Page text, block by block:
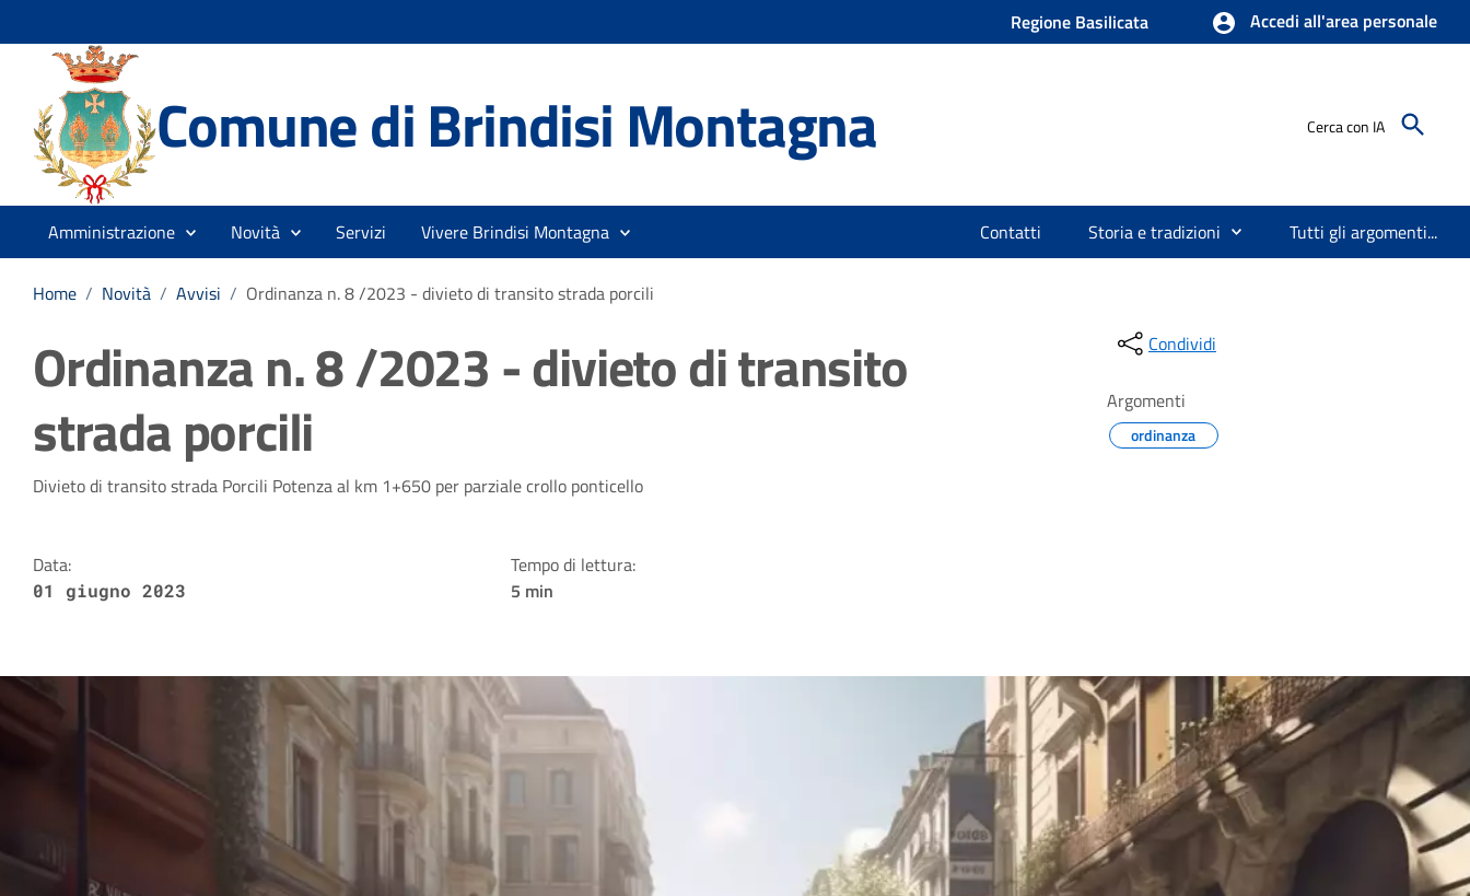
Regione Basilicata Accedi all'area personale
Comune di Brindisi Montagna Cerca con IA
Amministrazione Novità Servizi Vivere Brindisi Montagna Contatti Storia e tradizioni Tutti gli argomenti...
Home / Novità / Avvisi / Ordinanza n. 8 /2023 - divieto di transito strada porcili
Ordinanza n. 8 /2023 - divieto di transito
strada porcili
Dettagli della notizia
Divieto di transito strada Porcili Potenza al km 1+650 per parziale crollo ponticello
Data:
01 giugno 2023
Tempo di lettura:
5 min
Condividi
Argomenti
ordinanza